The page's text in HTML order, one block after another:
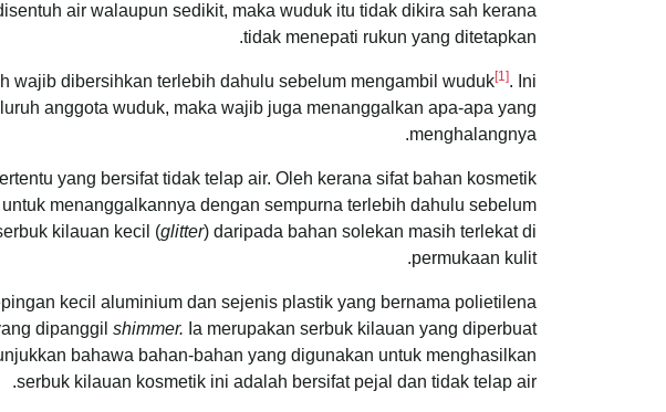
air walaupun sedikit, maka wuduk itu tidak dikira sah kerana
tidak menepati rukun yang ditetapkan.
wajib dibersihkan terlebih dahulu sebelum mengambil wuduk[1]. Ini
anggota wuduk, maka wajib juga menanggalkan apa-apa yang
menghalangnya.
yang bersifat tidak telap air. Oleh kerana sifat bahan kosmetik
menanggalkannya dengan sempurna terlebih dahulu sebelum
kilauan kecil (glitter) daripada bahan solekan masih terlekat di
permukaan kulit.
kecil aluminium dan sejenis plastik yang bernama polietilena
dipanggil shimmer. Ia merupakan serbuk kilauan yang diperbuat
bahawa bahan-bahan yang digunakan untuk menghasilkan
serbuk kilauan kosmetik ini adalah bersifat pejal dan tidak telap air.